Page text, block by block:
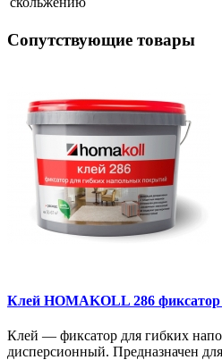
Сопутствующие товары
Клей HOMAKOLL 286 фиксатор
Клей — фиксатор для гибких
дисперсионный​. Предназначен